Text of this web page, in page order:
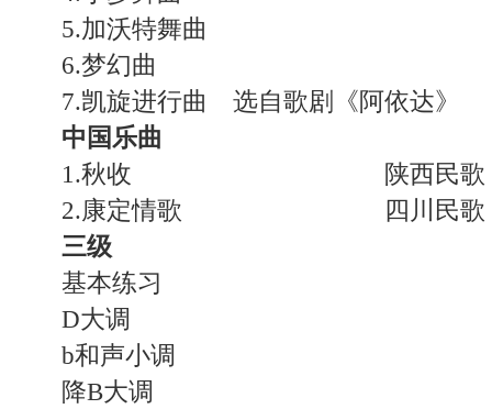
5.加沃特舞曲 〔法
6.梦幻曲 〔德〕
7.凯旋进行曲 选自歌剧《阿依达》
中国乐曲
1.秋收 陕西民歌〔中〕
2.康定情歌 四川民歌〔中
三级
基本练习
D大调
b和声小调
降B大调